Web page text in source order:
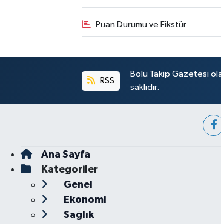
Puan Durumu ve Fikstür
RSS
Bolu Takip Gazetesi
saklıdır.
Ana Sayfa
Kategoriler
Genel
Ekonomi
Sağlık